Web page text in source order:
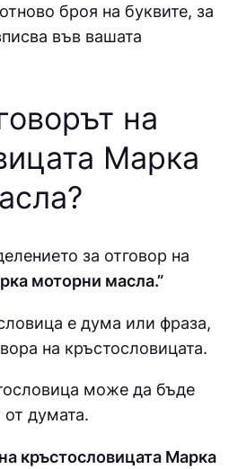
броя на буквите, за
във вашата
на
Марка
?
за отговор на
моторни масла.”
е дума или фраза,
на кръстословицата.
може да бъде
думата.
кръстословицата Марка